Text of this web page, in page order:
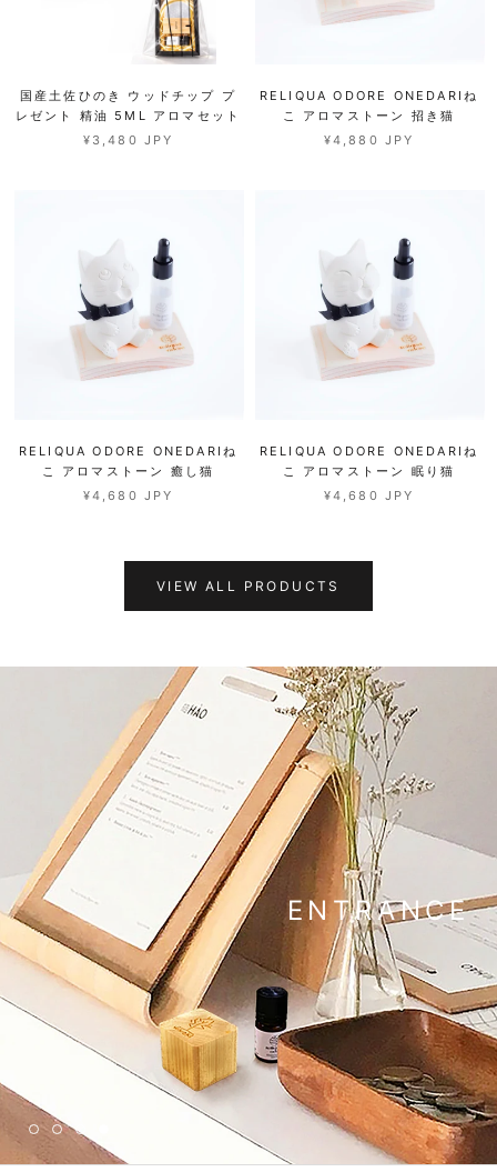
国産土佐ひのき ウッドチップ プ
レゼント 精油 5ML アロマセット
¥3,480 JPY
RELIQUA ODORE ONEDARIね
こ アロマストーン 招き猫
¥4,880 JPY
RELIQUA ODORE ONEDARIね
こ アロマストーン 癒し猫
¥4,680 JPY
RELIQUA ODORE ONEDARIね
こ アロマストーン 眠り猫
¥4,680 JPY
VIEW ALL PRODUCTS
ENTRANCE